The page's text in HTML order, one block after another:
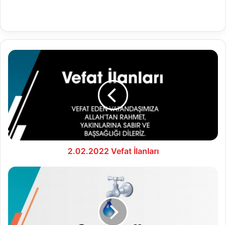
2.02.2022
2.02.2022 Vefat İlanları
02.02.2022
Raporu